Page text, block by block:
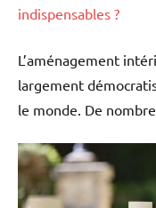
indispensables ?
L’aménagement
largement
le monde. De